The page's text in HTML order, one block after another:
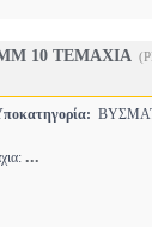
10 ΤΕΜΑΧΙΑ
...